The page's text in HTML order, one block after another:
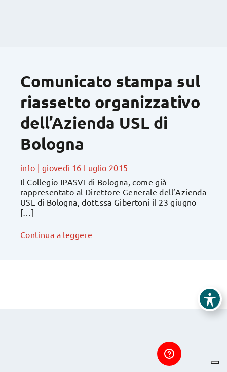
Comunicato stampa sul
riassetto organizzativo
dell’Azienda USL di
Bologna
info | giovedì 16 Luglio 2015
Il Collegio IPASVI di Bologna, come già
rappresentato al Direttore Generale dell’Azienda
USL di Bologna, dott.ssa Gibertoni il 23 giugno
[…]
Continua a leggere